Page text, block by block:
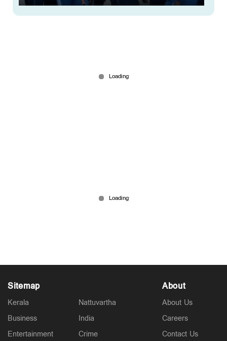
ഇന്ത്യയ്ക്ക് പിഴച്ചു; ബാറ്റിങ് തുടങ്ങും മുന്‍പ്
ശ്രീലങ്കയ്ക്ക് 10 റണ്‍സ്
Sitemap
Kerala
Business
Entertainment
Nattuvartha
India
Crime
About
About Us
Careers
Contact Us